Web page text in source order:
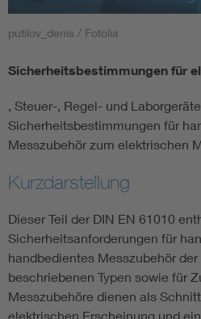
Smart Cities
DKE Fachinformationen im
Blitzschutz: DIN EN 62305 in
Cybersecurity in der
DIN VDE 0100 für sichere
Elektrofachkraft (EFK)
putilov_denis / Fotolia
Sicherheitsbestimmungen für
, Steuer-, Regel- und
Sicherheitsbestimmungen für
Messzubehör zum elektrischen
Kurzdarstellung
Dieser Teil der DIN EN 61010
Sicherheitsanforderungen für
handbedientes Messzubehör
beschriebenen Typen sowie für
Messzubehöre dienen als
elektrischen Erscheinung und